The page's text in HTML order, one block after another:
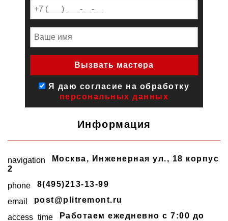
Я даю согласие на обработку
персональных данных
Информация
navigation Москва, Инженерная ул., 18 корпус
2
phone
8(495)213-13-99
email
post@plitremont.ru
access_time
Работаем ежедневно c 7:00 до